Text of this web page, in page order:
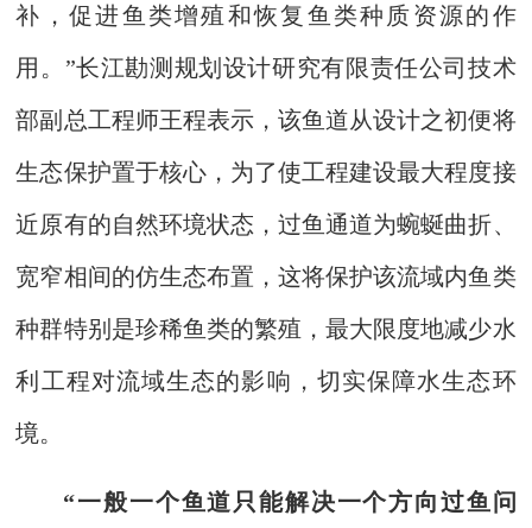
补，促进鱼类增殖和恢复鱼类种质资源的作
用。”长江勘测规划设计研究有限责任公司技术
部副总工程师王程表示，该鱼道从设计之初便将
生态保护置于核心，为了使工程建设最大程度接
近原有的自然环境状态，过鱼通道为蜿蜒曲折、
宽窄相间的仿生态布置，这将保护该流域内鱼类
种群特别是珍稀鱼类的繁殖，最大限度地减少水
利工程对流域生态的影响，切实保障水生态环
境。
“一般一个鱼道只能解决一个方向过鱼问